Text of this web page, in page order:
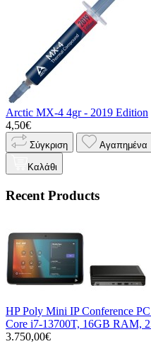
Arctic MX-4 4gr - 2019 Edition
4,50€
Σύγκριση Αγαπημένα
Καλάθι
Recent Products
HP Poly Mini IP Conference
Core i7-13700T, 16GB RAM,
3.750,00€